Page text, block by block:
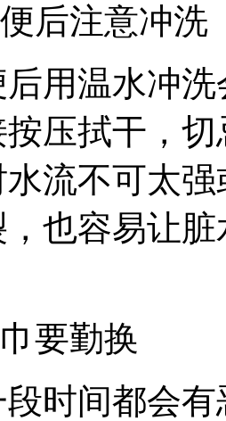
注意冲洗
温水冲洗
压拭干，
流不可太
也容易让
要勤换
间都会有